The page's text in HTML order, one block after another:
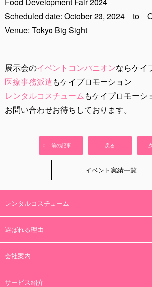
Scheduled date: October 23, 2024 to
Venue: Tokyo Big Sight
展示会のイベントコンパニオンならケイ
医療事務派遣もケイプロモーション
レンタルコスチュームもケイプロモーシ
お問い合わせお待ちしております。
前の記事 戻る
イベント実績一覧
レンタルコスチューム
選ばれる理由
会社案内
サービス紹介